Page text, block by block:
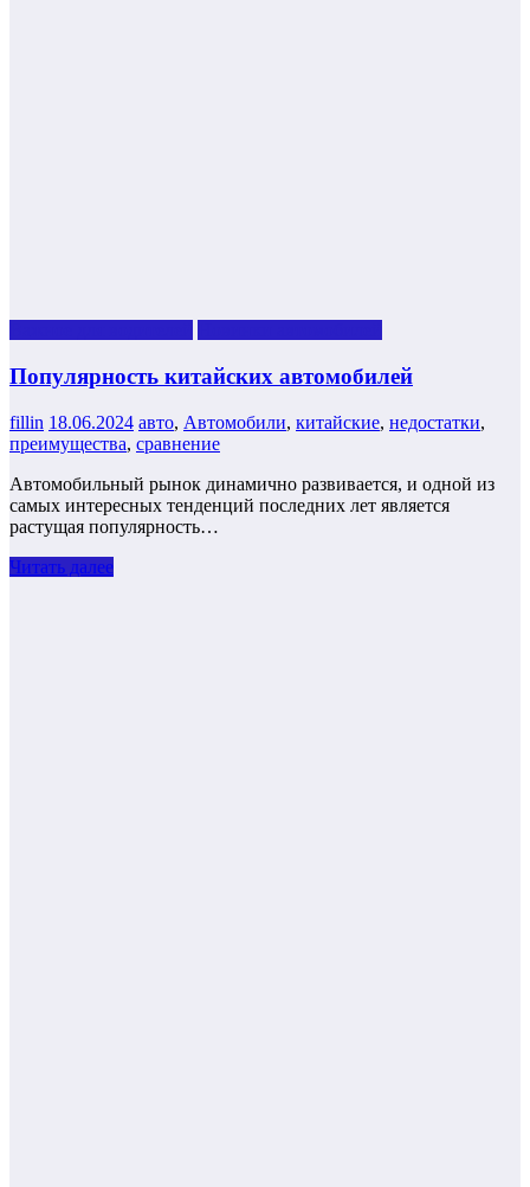
Популярность китайских автомобилей
fillin 18.06.2024 авто, Автомобили, китайские, недостатки,
преимущества, сравнение
Автомобильный рынок динамично развивается, и одной из
самых интересных тенденций последних лет является
растущая популярность…
Читать далее